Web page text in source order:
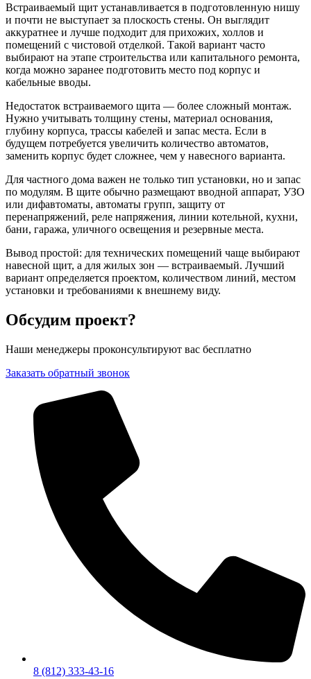
Встраиваемый щит устанавливается в подготовленную нишу
и почти не выступает за плоскость стены. Он выглядит
аккуратнее и лучше подходит для прихожих, холлов и
помещений с чистовой отделкой. Такой вариант часто
выбирают на этапе строительства или капитального ремонта,
когда можно заранее подготовить место под корпус и
кабельные вводы.
Недостаток встраиваемого щита — более сложный монтаж.
Нужно учитывать толщину стены, материал основания,
глубину корпуса, трассы кабелей и запас места. Если в
будущем потребуется увеличить количество автоматов,
заменить корпус будет сложнее, чем у навесного варианта.
Для частного дома важен не только тип установки, но и запас
по модулям. В щите обычно размещают вводной аппарат, УЗО
или дифавтоматы, автоматы групп, защиту от
перенапряжений, реле напряжения, линии котельной, кухни,
бани, гаража, уличного освещения и резервные места.
Вывод простой: для технических помещений чаще выбирают
навесной щит, а для жилых зон — встраиваемый. Лучший
вариант определяется проектом, количеством линий, местом
установки и требованиями к внешнему виду.
Обсудим проект?
Наши менеджеры проконсультируют вас бесплатно
Заказать обратный звонок
8 (812) 333-43-16